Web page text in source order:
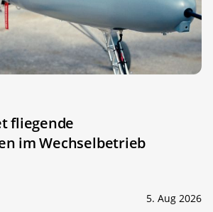
fliegende
im Wechselbetrieb
5. Aug 2026